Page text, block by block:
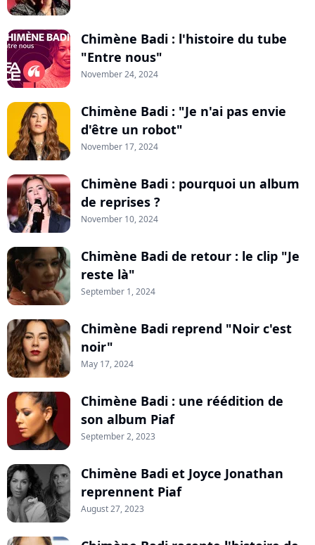
Chimène Badi : l'histoire du tube
"Entre nous"
November 24, 2024
Chimène Badi : "Je n'ai pas envie
d'être un robot"
November 17, 2024
Chimène Badi : pourquoi un album
de reprises ?
November 10, 2024
Chimène Badi de retour : le clip "Je
reste là"
September 1, 2024
Chimène Badi reprend "Noir c'est
noir"
May 17, 2024
Chimène Badi : une réédition de
son album Piaf
September 2, 2023
Chimène Badi et Joyce Jonathan
reprennent Piaf
August 27, 2023